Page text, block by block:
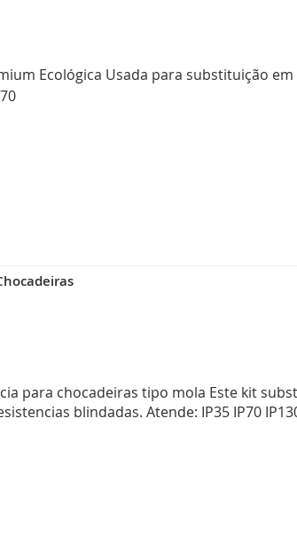
Ecológica Usada para substituição
para chocadeiras tipo mola Este kit
blindadas. Atende: IP35 IP70